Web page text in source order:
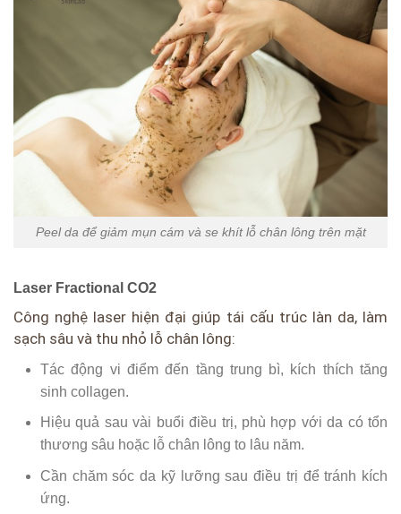
Peel da để giảm mụn cám và se khít lỗ chân lông trên mặt
Laser Fractional CO2
Công nghệ laser hiện đại giúp tái cấu trúc làn da, làm
sạch sâu và thu nhỏ lỗ chân lông:
Tác động vi điểm đến tầng trung bì, kích thích tăng
sinh collagen.
Hiệu quả sau vài buổi điều trị, phù hợp với da có tổn
thương sâu hoặc lỗ chân lông to lâu năm.
Cần chăm sóc da kỹ lưỡng sau điều trị để tránh kích
ứng.